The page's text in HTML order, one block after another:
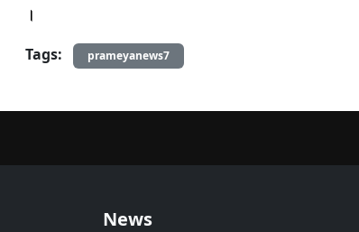
।
Tags:
prameyanews7
News